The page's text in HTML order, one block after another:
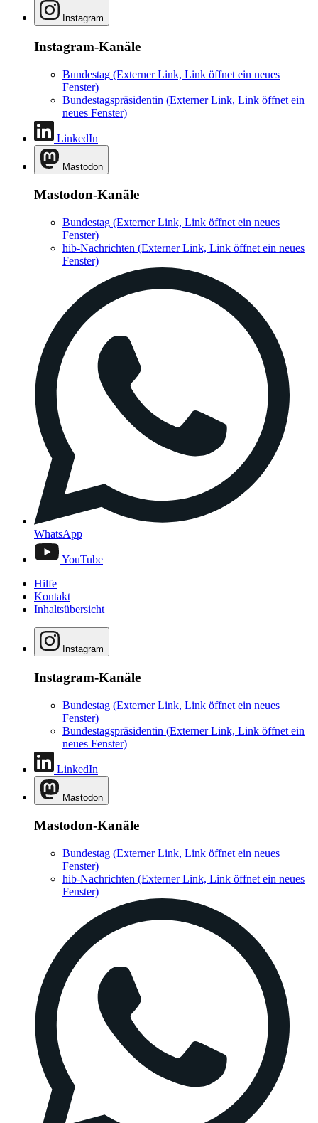
Instagram
Instagram-Kanäle
Bundestag (Externer Link, Link öffnet ein neues
Fenster)
Bundestagspräsidentin (Externer Link, Link öffnet ein
neues Fenster)
LinkedIn
Mastodon
Mastodon-Kanäle
Bundestag (Externer Link, Link öffnet ein neues
Fenster)
hib-Nachrichten (Externer Link, Link öffnet ein neues
Fenster)
WhatsApp
YouTube
Hilfe
Kontakt
Inhaltsübersicht
Instagram
Instagram-Kanäle
Bundestag (Externer Link, Link öffnet ein neues
Fenster)
Bundestagspräsidentin (Externer Link, Link öffnet ein
neues Fenster)
LinkedIn
Mastodon
Mastodon-Kanäle
Bundestag (Externer Link, Link öffnet ein neues
Fenster)
hib-Nachrichten (Externer Link, Link öffnet ein neues
Fenster)